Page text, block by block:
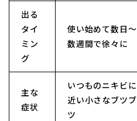
出る
タイ
ミン
グ
使い始めて数日〜
数週間で徐々に
主な
症状
いつものニキビに
近い小さなブツブ
ツ